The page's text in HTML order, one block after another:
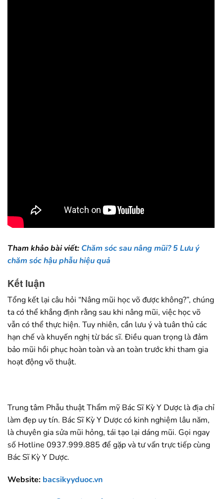
Tham khảo bài viết: Chăm sóc sau nâng mũi? 5 Lưu ý
chăm sóc hậu phẫu hiệu quả
Kết luận
Tổng kết lại câu hỏi “Nâng mũi học võ được không?”, chúng
ta có thể khẳng định rằng sau khi nâng mũi, việc học võ
vẫn có thể thực hiện. Tuy nhiên, cần lưu ý và tuân thủ các
hạn chế và khuyến nghị từ bác sĩ. Điều quan trọng là đảm
bảo mũi hồi phục hoàn toàn và an toàn trước khi tham gia
hoạt động võ thuật.
Trung tâm Phẫu thuật Thẩm mỹ Bác Sĩ Kỳ Y Dược là địa chỉ
làm đẹp uy tín. Bác Sĩ Kỳ Y Dược có kinh nghiệm lâu năm,
là chuyên gia sửa mũi hỏng, tái tạo lại dáng mũi. Gọi ngay
số Hotline 0937.999.885 để gặp và tư vấn trực tiếp cùng
Bác Sĩ Kỳ Y Dược.
Website: bacsikyyduoc.vn